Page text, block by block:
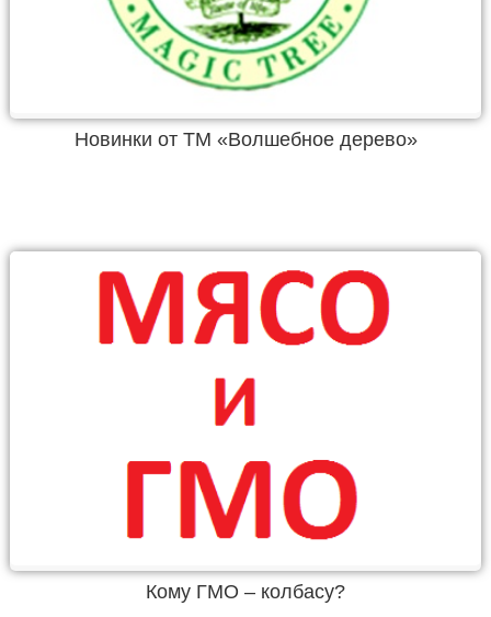
Новинки от ТМ «Волшебное дерево»
Кому ГМО – колбасу?